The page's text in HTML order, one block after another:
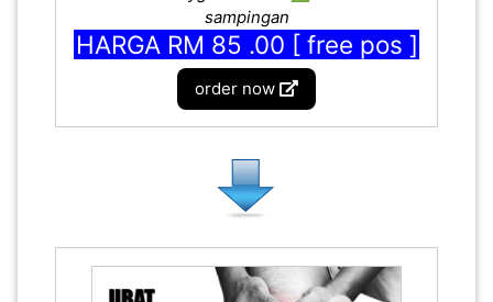
sampingan
HARGA RM 85 .00 [ free pos ]
order now